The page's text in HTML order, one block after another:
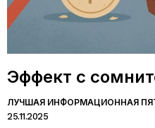
Эффект с
ЛУЧШАЯ ИНФОРМАЦИОННАЯ
25.11.2025